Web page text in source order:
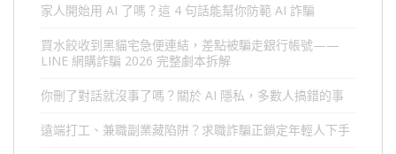
家人開始用 AI 了嗎？這 4 句話能幫你防範 AI 詐騙
買水餃收到黑貓宅急便連結，差點被騙走銀行帳號——
LINE 網購詐騙 2026 完整劇本拆解
你刪了對話就沒事了嗎？關於 AI 隱私，多數人搞錯的事
遠端打工、兼職副業藏陷阱？求職詐騙正鎖定年輕人下手